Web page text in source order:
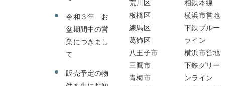
令和３年 お
盆期間中の営
業につきまし
て
販売予定の物
荒川区
板橋区
練馬区
葛飾区
八王子市
三鷹市
青梅市
相鉄本線
横浜市営地
下鉄ブルー
ライン
横浜市営地
下鉄グリー
ンライン